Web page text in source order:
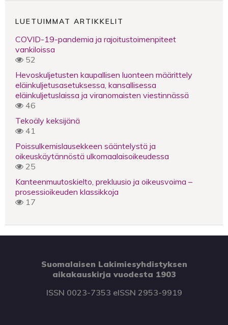
LUETUIMMAT ARTIKKELIT
COVID-19-pandemia ja rajoitustoimenpiteet
vankiloissa
52
Hevoskuljetusten kaupallisen luonteen määrittely
eläinkuljetusasetuksessa, kansallisessa
eläinkuljetuslaissa ja viranomaisten viestinnässä
46
Tekoäly keksijänä
41
Poissulkemislausekkeen sääntelystä ja
oikeuskäytännöstä ulkomaalaisoikeudessa
25
Kanteenmuutoskielto, prekluusio ja oikeusvoima –
prosessioikeuden klassikkoja
17
Suomalaisen Lakimiesyhdistyksen
aikakauskirja vuodesta 1903
ISSN 0023-7353 eISSN 2953-9919